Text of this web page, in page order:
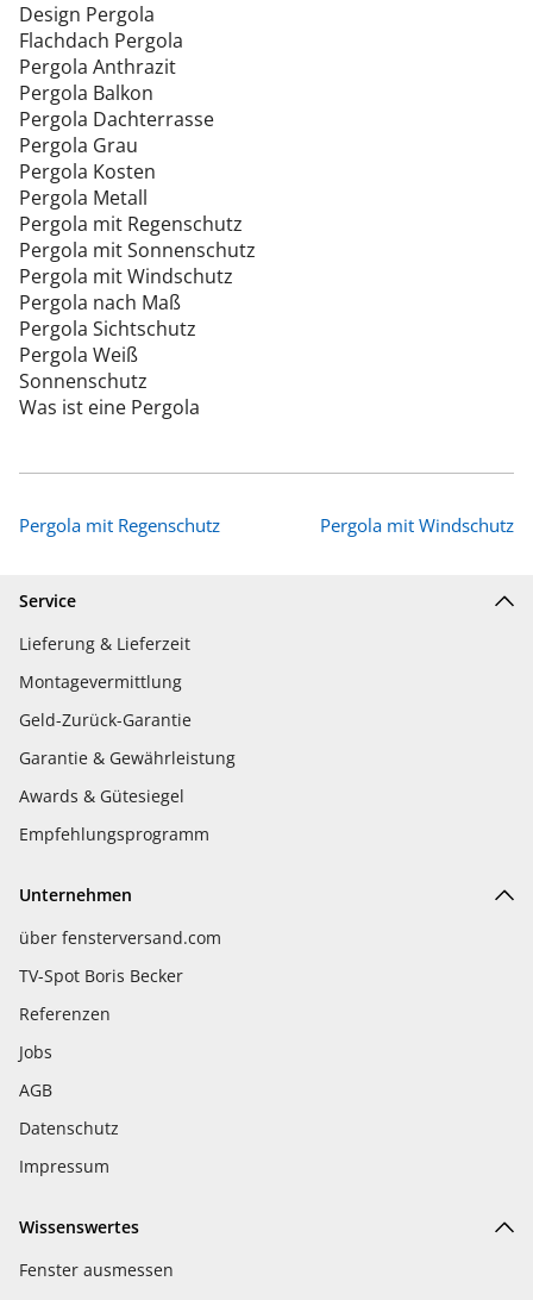
Design Pergola
Flachdach Pergola
Pergola Anthrazit
Pergola Balkon
Pergola Dachterrasse
Pergola Grau
Pergola Kosten
Pergola Metall
Pergola mit Regenschutz
Pergola mit Sonnenschutz
Pergola mit Windschutz
Pergola nach Maß
Pergola Sichtschutz
Pergola Weiß
Sonnenschutz
Was ist eine Pergola
Pergola mit Regenschutz Pergola mit Windschutz
Service
Lieferung & Lieferzeit
Montagevermittlung
Geld-Zurück-Garantie
Garantie & Gewährleistung
Awards & Gütesiegel
Empfehlungsprogramm
Unternehmen
über fensterversand.com
TV-Spot Boris Becker
Referenzen
Jobs
AGB
Datenschutz
Impressum
Wissenswertes
Fenster ausmessen